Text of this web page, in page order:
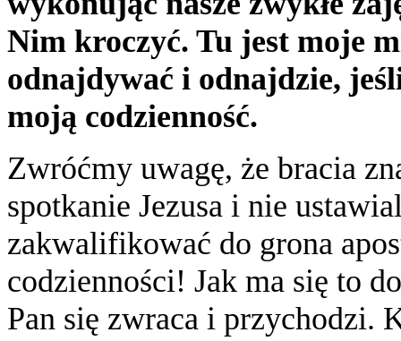
Nim kroczyć. Tu jest moje
odnajdywać i odnajdzie,
moją codzienność.
Zwróćmy uwagę, że bracia
spotkanie Jezusa i nie
zakwalifikować do grona
codzienności! Jak ma się to
Pan się zwraca i przychodzi.